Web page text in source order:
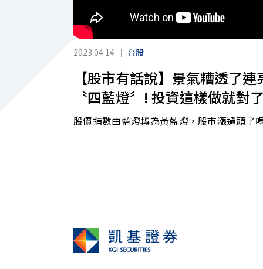
2023.04.14 ｜ 台股
【股市有話說】景氣糟透了連
〝四藍燈〞! 投資這樣做就對
股價指數由藍燈轉為黃藍燈，股市漲過頭了